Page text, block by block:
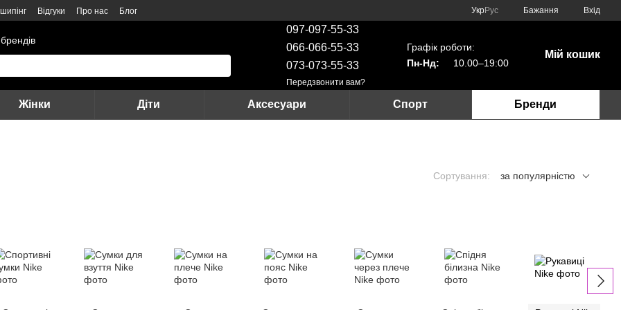
Відгуки Про нас Блог УкрРус Бажання Вхід
097-097-55-33
066-066-55-33
073-073-55-33
Передзвонити вам?
Графік роботи:
Пн-Нд:
10.00–19:00
Мій кошик
Жінки Діти Аксесуари Спорт Бренди
Сортування: за популярністю